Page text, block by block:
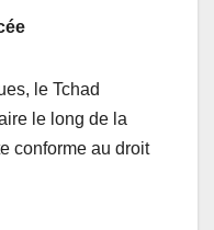
le Tchad
le long de la
conforme au droit